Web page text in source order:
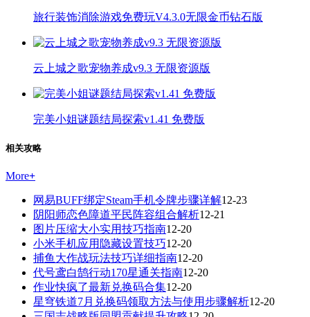
旅行装饰消除游戏免费玩V4.3.0无限金币钻石版
云上城之歌宠物养成v9.3 无限资源版
完美小姐谜题结局探索v1.41 免费版
相关攻略
More+
网易BUFF绑定Steam手机令牌步骤详解12-23
阴阳师恋色障道平民阵容组合解析12-21
图片压缩大小实用技巧指南12-20
小米手机应用隐藏设置技巧12-20
捕鱼大作战玩法技巧详细指南12-20
代号鸢白鹄行动170星通关指南12-20
作业快疯了最新兑换码合集12-20
星穹铁道7月兑换码领取方法与使用步骤解析12-20